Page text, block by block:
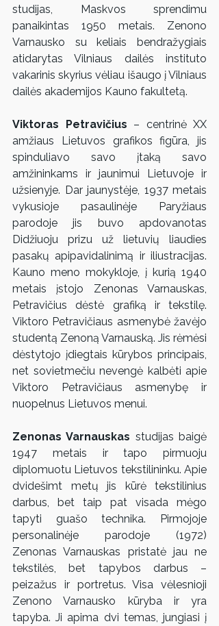
studijas, Maskvos sprendimu
panaikintas 1950 metais. Zenono
Varnausko su keliais bendražygiais
atidarytas Vilniaus dailės instituto
vakarinis skyrius vėliau išaugo į Vilniaus
dailės akademijos Kauno fakultetą.
Viktoras Petravičius – centrinė XX
amžiaus Lietuvos grafikos figūra, jis
spinduliavo savo įtaką savo
amžininkams ir jaunimui Lietuvoje ir
užsienyje. Dar jaunystėje, 1937 metais
vykusioje pasaulinėje Paryžiaus
parodoje jis buvo apdovanotas
Didžiuoju prizu už lietuvių liaudies
pasakų apipavidalinimą ir iliustracijas.
Kauno meno mokykloje, į kurią 1940
metais įstojo Zenonas Varnauskas,
Petravičius dėstė grafiką ir tekstilę.
Viktoro Petravičiaus asmenybė žavėjo
studentą Zenoną Varnauską. Jis rėmėsi
dėstytojo įdiegtais kūrybos principais,
net sovietmečiu nevengė kalbėti apie
Viktoro Petravičiaus asmenybę ir
nuopelnus Lietuvos menui.
Zenonas Varnauskas studijas baigė
1947 metais ir tapo pirmuoju
diplomuotu Lietuvos tekstilininku. Apie
dvidešimt metų jis kūrė tekstilinius
darbus, bet taip pat visada mėgo
tapyti guašo technika. Pirmojoje
personalinėje parodoje (1972)
Zenonas Varnauskas pristatė jau ne
tekstilės, bet tapybos darbus –
peizažus ir portretus. Visa vėlesnioji
Zenono Varnausko kūryba ir yra
tapyba. Ji apima dvi temas, jungiasi į